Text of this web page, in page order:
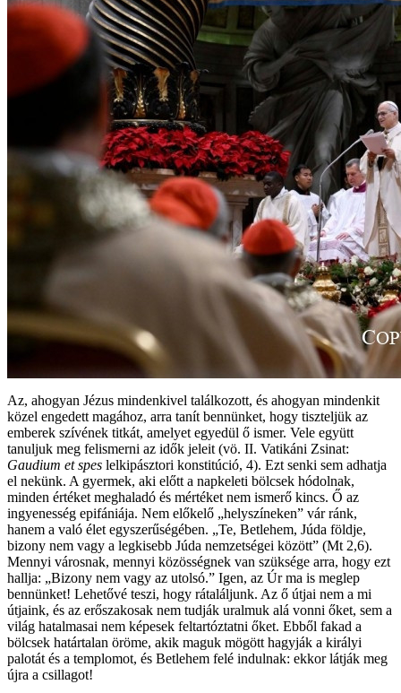
Az, ahogyan Jézus mindenkivel találkozott, és ahogyan mindenkit
közel engedett magához, arra tanít bennünket, hogy tiszteljük az
emberek szívének titkát, amelyet egyedül ő ismer. Vele együtt
tanuljuk meg felismerni az idők jeleit (vö. II. Vatikáni Zsinat:
Gaudium et spes lelkipásztori konstitúció, 4). Ezt senki sem adhatja
el nekünk. A gyermek, aki előtt a napkeleti bölcsek hódolnak,
minden értéket meghaladó és mértéket nem ismerő kincs. Ő az
ingyenesség epifániája. Nem előkelő „helyszíneken” vár ránk,
hanem a való élet egyszerűségében. „Te, Betlehem, Júda földje,
bizony nem vagy a legkisebb Júda nemzetségei között” (Mt 2,6).
Mennyi városnak, mennyi közösségnek van szüksége arra, hogy ezt
hallja: „Bizony nem vagy az utolsó.” Igen, az Úr ma is meglep
bennünket! Lehetővé teszi, hogy rátaláljunk. Az ő útjai nem a mi
útjaink, és az erőszakosak nem tudják uralmuk alá vonni őket, sem a
világ hatalmasai nem képesek feltartóztatni őket. Ebből fakad a
bölcsek határtalan öröme, akik maguk mögött hagyják a királyi
palotát és a templomot, és Betlehem felé indulnak: ekkor látják meg
újra a csillagot!